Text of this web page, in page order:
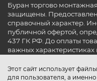
Этот сайт использует
для пользователя, а
Буран торгово
защищены.
справочный характер.
публичной офертой,
437 ГК РФ. До оплаты
важных характеристиках